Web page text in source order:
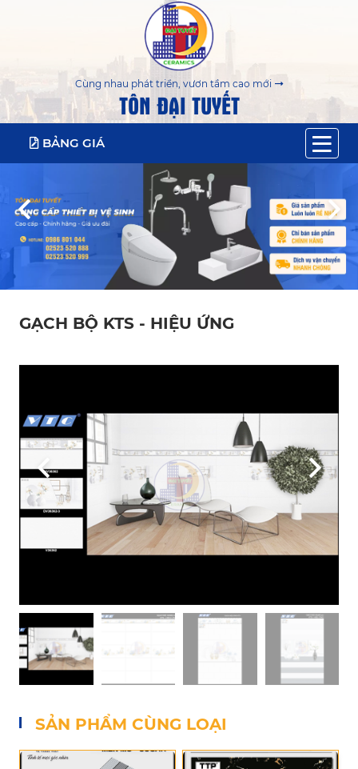
Cùng nhau phát triển, vươn tầm cao mới
TÔN ĐẠI TUYẾT
BẢNG GIÁ
GẠCH BỘ KTS - HIỆU ỨNG
SẢN PHẨM CÙNG LOẠI